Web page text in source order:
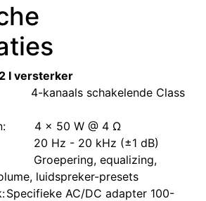
I versterker
​4-kanaals schakelende Class
​4 x 50 W @ 4 Ω
​20 Hz - 20 kHz (±1 dB)
​Groepering, equalizing,
luidspreker-presets
​Specifieke AC/DC adapter 100-